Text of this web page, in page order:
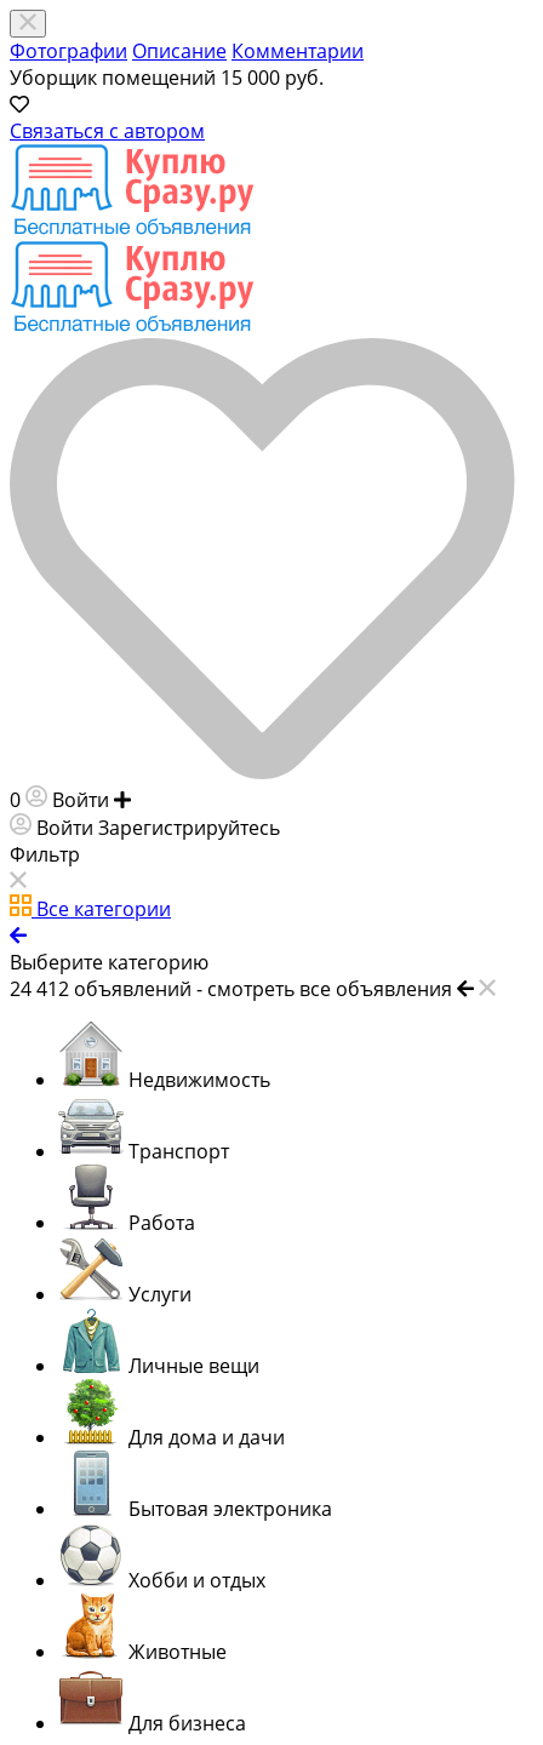
Фотографии Описание Комментарии
Уборщик помещений 15 000 руб.
Связаться с автором
0 Войти
Войти Зарегистрируйтесь
Фильтр
Все категории
Выберите категорию
24 412 объявлений - смотреть все объявления
Недвижимость
Транспорт
Работа
Услуги
Личные вещи
Для дома и дачи
Бытовая электроника
Хобби и отдых
Животные
Для бизнеса